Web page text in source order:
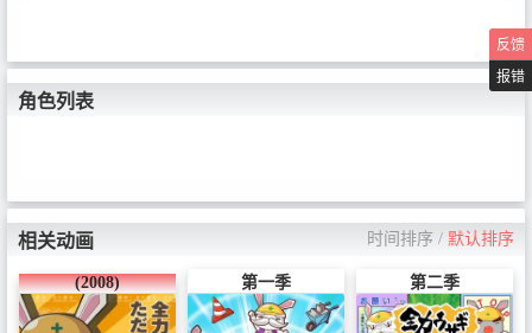
角色列表
相关动画 时间排序 / 默认排序
(2008) 第一季 第二季
反馈
报错